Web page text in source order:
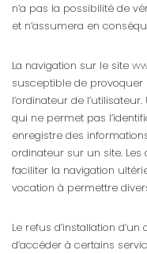
n’a pas la possibilité de
et n’assumera en
La navigation sur le site
susceptible de provoquer
l’ordinateur de
qui ne permet pas
enregistre des
ordinateur sur un site.
faciliter la navigation
vocation à permettre
Le refus d’installation
d’accéder à certains